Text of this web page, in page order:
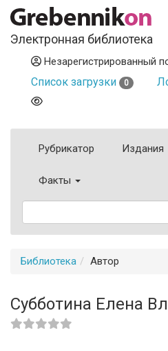
Электронная библиотека
Незарегистрированный
Список загрузки 0
Рубрикатор Издания
Факты
Библиотека Автор
Субботина Елена